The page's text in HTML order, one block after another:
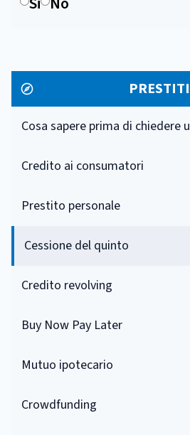
PRESTITI
Cosa sapere prima di chiedere
Credito ai consumatori
Prestito personale
Cessione del quinto
Credito revolving
Buy Now Pay Later
Mutuo ipotecario
Crowdfunding